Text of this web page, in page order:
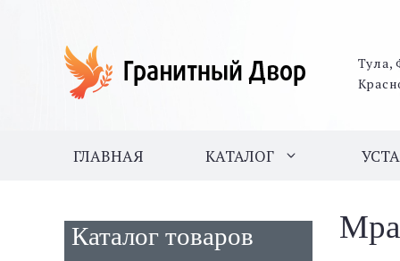
Тула,
ГЛАВНАЯ КАТАЛОГ
Каталог товаров